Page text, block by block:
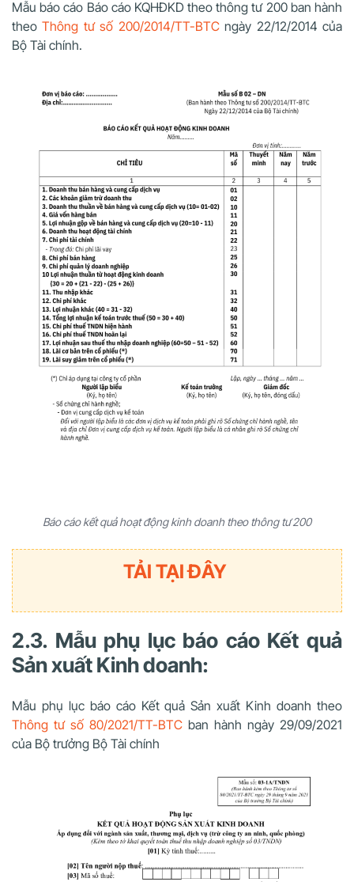
Mẫu báo cáo Báo cáo KQHĐKD theo thông tư 200 ban hành
theoThông tư số 200/2014/TT-BTCngày 22/12/2014 của
Bộ Tài chính.
Báo cáo kết quả hoạt động kinh doanh theo thông tư 200
TẢI TẠI ĐÂY
2.3. Mẫu phụ lục báo cáo Kết quả
Sản xuất Kinh doanh:
Mẫu phụ lục báo cáo Kết quả Sản xuất Kinh doanh theo
Thông tư số 80/2021/TT-BTC ban hành ngày 29/09/2021
của Bộ trưởng Bộ Tài chính